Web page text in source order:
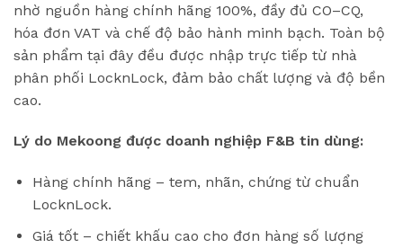
nhờ nguồn hàng chính hãng 100%, đầy đủ CO–CQ,
hóa đơn VAT và chế độ bảo hành minh bạch. Toàn bộ
sản phẩm tại đây đều được nhập trực tiếp từ nhà
phân phối LocknLock, đảm bảo chất lượng và độ bền
cao.
Lý do Mekoong được doanh nghiệp F&B tin dùng:
Hàng chính hãng – tem, nhãn, chứng từ chuẩn
LocknLock.
Giá tốt – chiết khấu cao cho đơn hàng số lượng